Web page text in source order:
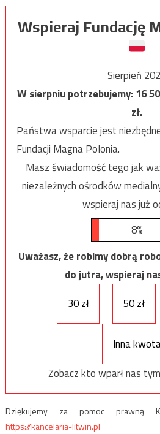
Wspieraj Fundację
Sierpień
W sierpniu potrzebujemy:16
zł.
Państwa wsparcie jest
Fundacji Magna Polonia.
Masz świadomość tego jak
niezależnych ośrodków
wspieraj nas już
8%
Uważasz, że robimy dobrą
do jutra, wspieraj
30 zł
50 zł
Inna
Zobacz kto wparł nas
Dziękujemy za pomoc prawną
https://kancelaria-litwin.pl